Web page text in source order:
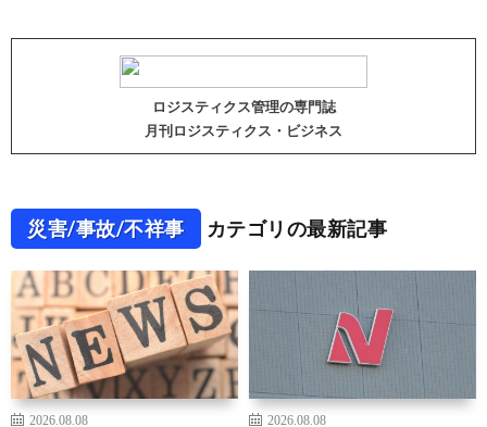
ロジスティクス管理の専門誌
月刊ロジスティクス・ビジネス
災害/事故/不祥事 カテゴリの最新記事
2026.08.08
2026.08.08